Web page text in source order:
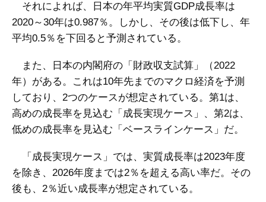
それによれば、日本の年平均実質GDP成長率は
2020～30年は0.987％。しかし、その後は低下し、年
平均0.5％を下回ると予測されている。
また、日本の内閣府の「財政収支試算」（2022
年）がある。これは10年先までのマクロ経済を予測
しており、2つのケースが想定されている。第1は、
高めの成長率を見込む「成長実現ケース」、第2は、
低めの成長率を見込む「ベースラインケース」だ。
「成長実現ケース」では、実質成長率は2023年度
を除き、2026年度までは2％を超える高い率だ。その
後も、2％近い成長率が想定されている。